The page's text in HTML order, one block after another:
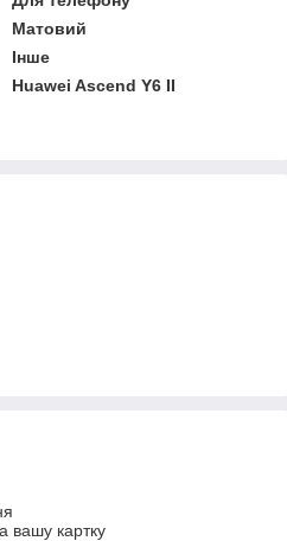
Матовий
Інше
Huawei Ascend Y6 II
вашу картку